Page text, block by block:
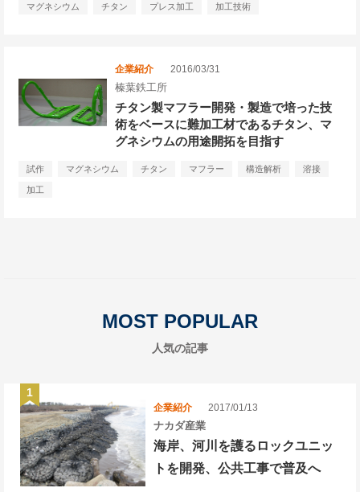
マグネシウム チタン プレス加工 加工技術
企業紹介 2016/03/31
榛葉鉄工所
チタン製マフラー開発・製造で培った技
術をベースに難加工材であるチタン、マ
グネシウムの用途開拓を目指す
試作 マグネシウム チタン マフラー 構造解析 溶接
加工
MOST POPULAR
人気の記事
企業紹介 2017/01/13
ナカダ産業
海岸、河川を護るロックユニッ
トを開発、公共工事で普及へ